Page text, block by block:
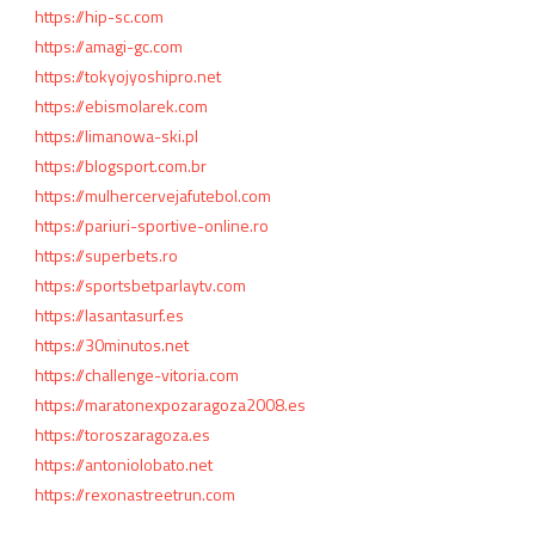
https://hip-sc.com
https://amagi-gc.com
https://tokyojyoshipro.net
https://ebismolarek.com
https://limanowa-ski.pl
https://blogsport.com.br
https://mulhercervejafutebol.com
https://pariuri-sportive-online.ro
https://superbets.ro
https://sportsbetparlaytv.com
https://lasantasurf.es
https://30minutos.net
https://challenge-vitoria.com
https://maratonexpozaragoza2008.es
https://toroszaragoza.es
https://antoniolobato.net
https://rexonastreetrun.com